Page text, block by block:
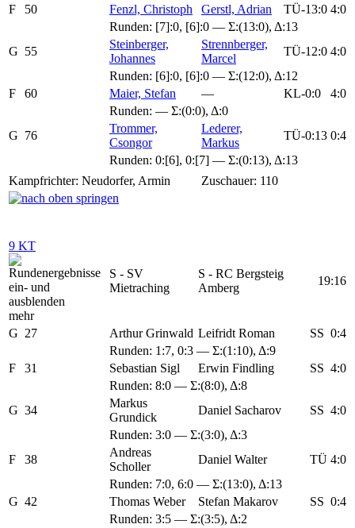
F
50 Fenzl, Christoph Gerstl, Adrian TÜ-13:0 4:0
Runden: [7]:0, [6]:0 — Σ:(13:0), Δ:13
G 55
Steinberger,
Johannes
Strennberger,
Marcel
TÜ-12:0 4:0
Runden: [6]:0, [6]:0 — Σ:(12:0), Δ:12
F
60 Maier, Stefan — KL-0:0
4:0
Runden: — Σ:(0:0), Δ:0
G 76
Trommer,
Csongor
Lederer,
Markus
TÜ-0:13 0:4
Runden: 0:[6], 0:[7] — Σ:(0:13), Δ:13
Kampfrichter: Neudorfer, Armin
Zuschauer: 110
9 KT
mehr
S - SV
Mietraching
S - RC Bergsteig
Amberg
19:16
G 27 Arthur Grinwald Leifridt Roman SS 0:4
Runden: 1:7, 0:3 — Σ:(1:10), Δ:9
F
31 Sebastian Sigl Erwin Findling SS 4:0
Runden: 8:0 — Σ:(8:0), Δ:8
G 34
Markus
Grundick
Daniel Sacharov SS 4:0
Runden: 3:0 — Σ:(3:0), Δ:3
F
38
Andreas
Scholler
Daniel Walter TÜ 4:0
Runden: 7:0, 6:0 — Σ:(13:0), Δ:13
G 42 Thomas Weber Stefan Makarov SS 0:4
Runden: 3:5 — Σ:(3:5), Δ:2